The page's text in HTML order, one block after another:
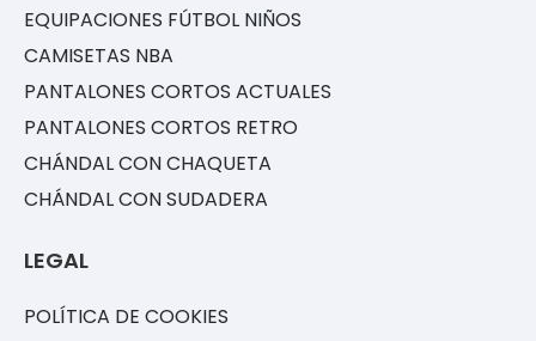
EQUIPACIONES FÚTBOL NIÑOS
CAMISETAS NBA
PANTALONES CORTOS ACTUALES
PANTALONES CORTOS RETRO
CHÁNDAL CON CHAQUETA
CHÁNDAL CON SUDADERA
LEGAL
POLÍTICA DE COOKIES